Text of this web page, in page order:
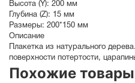
Высота (Y): 200 мм
Глубина (Z): 15 мм
Размеры: 200*150 мм
Описание
Плакетка из натурального
поверхности потертости,
Похожие товары